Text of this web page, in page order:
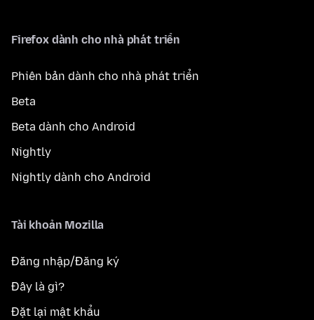
Firefox dành cho nhà phát triển
Phiên bản dành cho nhà phát triển
Beta
Beta dành cho Android
Nightly
Nightly dành cho Android
Tài khoản Mozilla
Đăng nhập/Đăng ký
Đây là gì?
Đặt lại mật khẩu